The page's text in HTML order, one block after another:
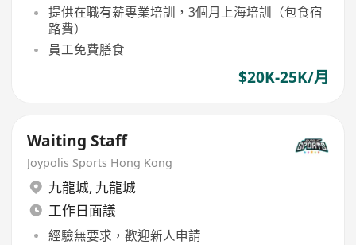
提供在職有薪專業培訓，3個月上海培訓（包食宿
路費）
員工免費膳食
$20K-25K/月
Waiting Staff
Joypolis Sports Hong Kong
九龍城, 九龍城
工作日面議
經驗無要求，歡迎新人申請